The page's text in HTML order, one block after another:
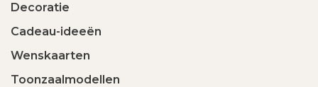
Decoratie
Cadeau-ideeën
Wenskaarten
Toonzaalmodellen